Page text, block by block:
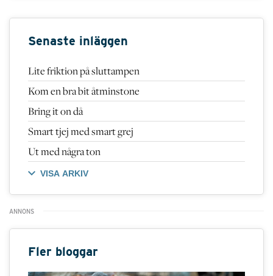
Senaste inläggen
Lite friktion på sluttampen
Kom en bra bit åtminstone
Bring it on då
Smart tjej med smart grej
Ut med några ton
VISA ARKIV
Fler bloggar